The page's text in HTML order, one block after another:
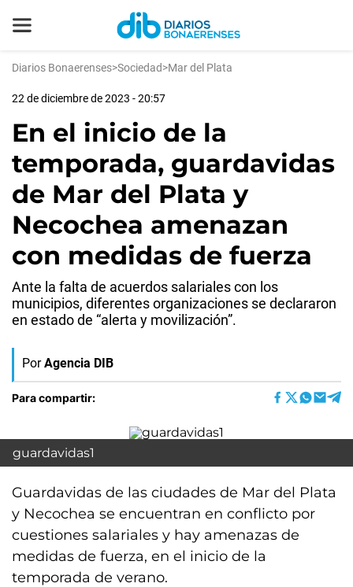
Diarios Bonaerenses>Sociedad>Mar del Plata
22 de diciembre de 2023 - 20:57
En el inicio de la
temporada, guardavidas
de Mar del Plata y
Necochea amenazan
con medidas de fuerza
Ante la falta de acuerdos salariales con los
municipios, diferentes organizaciones se declararon
en estado de “alerta y movilización”.
Por Agencia DIB
Para compartir:
guardavidas1
Guardavidas de las ciudades de Mar del Plata
y Necochea se encuentran en conflicto por
cuestiones salariales y hay amenazas de
medidas de fuerza, en el inicio de la
temporada de verano.